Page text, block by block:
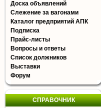
Доска объявлений
Слежение за вагонами
Каталог предприятий АПК
Подписка
Прайс-листы
Вопросы и ответы
Список должников
Выставки
Форум
СПРАВОЧНИК